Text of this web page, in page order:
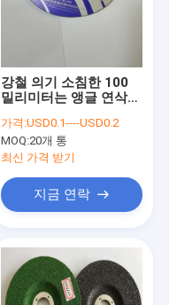
강철 의기 소침한 100
밀리미터는 앵글 연삭기
단 휠을 죽습니다
가격:USD0.1----USD0.2
MOQ:20개 통
최신 가격 받기
지금 연락